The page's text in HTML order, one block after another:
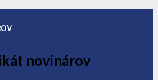
novinárov